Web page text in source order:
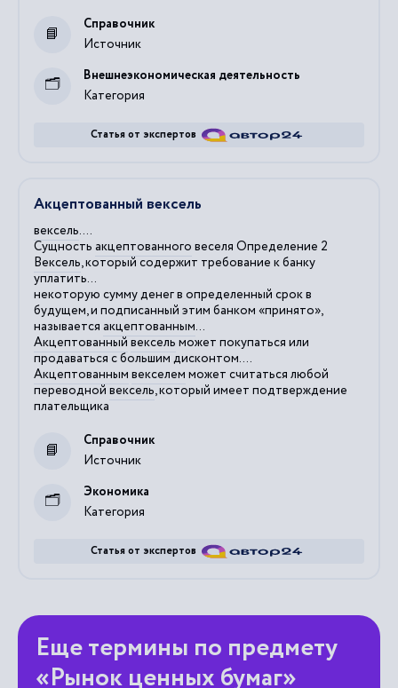
Источник
Справочник
Категория
Внешнеэкономическая деятельность
Статья от экспертов
Акцептованный вексель
вексель....
Сущность акцептованного веселя Определение 2
Вексель, который содержит требование к банку
уплатить...
некоторую сумму денег в определенный срок в
будущем, и подписанный этим банком «принято»,
называется акцептованным...
Акцептованныйвексельможет покупаться или
продаваться с большим дисконтом....
Акцептованным векселем может считаться любой
переводнойвексель, который имеет подтверждение
плательщика
Источник
Справочник
Категория
Экономика
Статья от экспертов
Еще термины по предмету
«Рынок ценных бумаг»